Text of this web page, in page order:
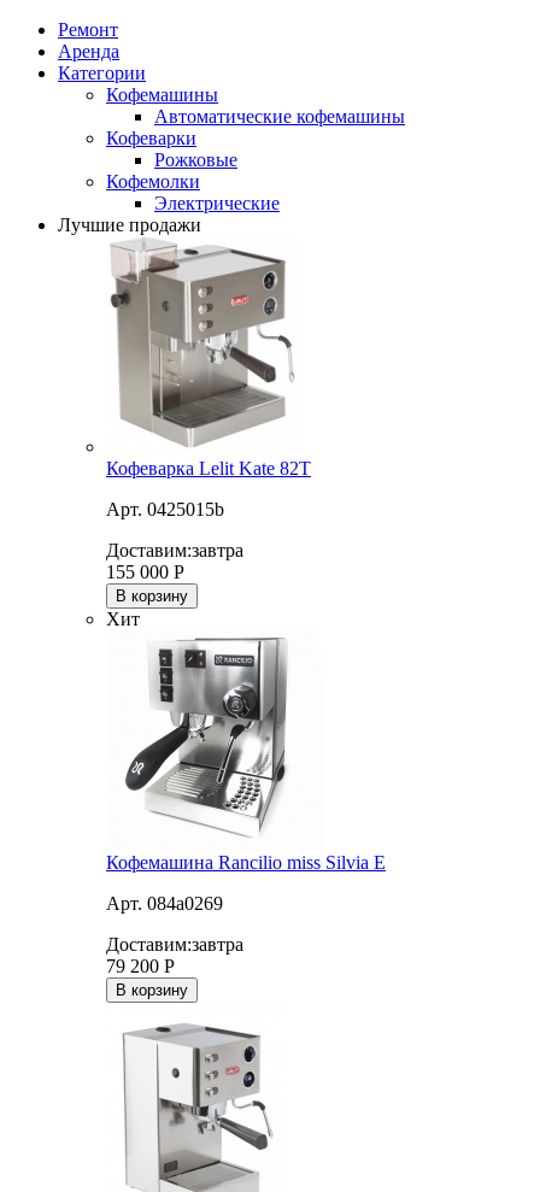
Ремонт
Аренда
Категории
Кофемашины
Автоматические кофемашины
Кофеварки
Рожковые
Кофемолки
Электрические
Лучшие продажи
Кофеварка Lelit Kate 82T
Арт. 0425015b
Доставим:завтра
155 000 Р
В корзину
Хит
Кофемашина Rancilio miss Silvia E
Арт. 084a0269
Доставим:завтра
79 200 Р
В корзину